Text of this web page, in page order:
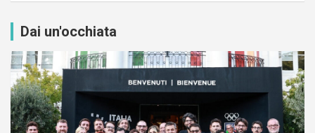
Dai un'occhiata